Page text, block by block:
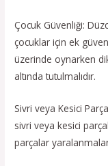
Çocuk Güvenliği:
çocuklar için ek
üzerinde oynarken
altında tutulmalıdır.
Sivri veya Kesici
sivri veya kesici
parçalar